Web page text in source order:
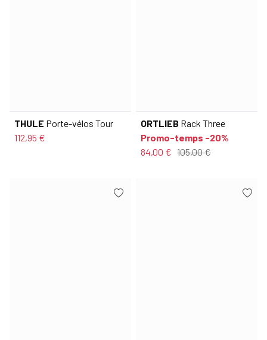
THULE Porte-vélos Tour
112,95 €
ORTLIEB Rack Three
Promo-temps -20%
84,00 € 105,00 €